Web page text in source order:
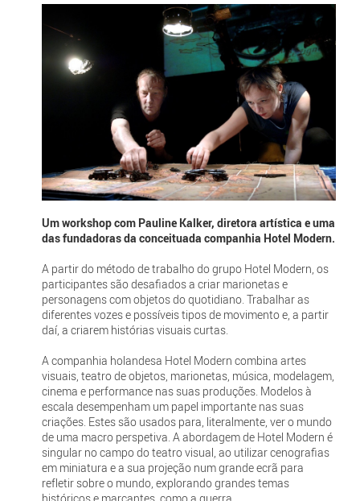
Um workshop com Pauline Kalker, diretora artística e uma
das fundadoras da conceituada companhia Hotel Modern.
A partir do método de trabalho do grupo Hotel Modern, os
participantes são desafiados a criar marionetas e
personagens com objetos do quotidiano. Trabalhar as
diferentes vozes e possíveis tipos de movimento e, a partir
daí, a criarem histórias visuais curtas.
A companhia holandesa Hotel Modern combina artes
visuais, teatro de objetos, marionetas, música, modelagem,
cinema e performance nas suas produções. Modelos à
escala desempenham um papel importante nas suas
criações. Estes são usados para, literalmente, ver o mundo
de uma macro perspetiva. A abordagem de Hotel Modern é
singular no campo do teatro visual, ao utilizar cenografias
em miniatura e a sua projeção num grande ecrã para
refletir sobre o mundo, explorando grandes temas
históricos e marcantes, como a guerra.